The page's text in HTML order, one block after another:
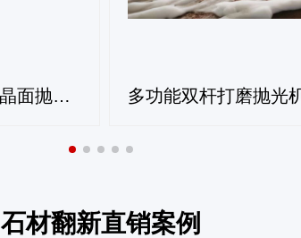
酒店大堂石材地面晶面抛光保养应用方案
石材翻新直销案例